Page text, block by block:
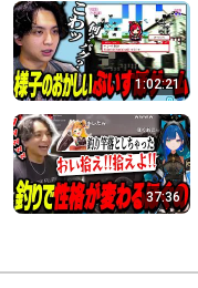
1:02:21
37:36